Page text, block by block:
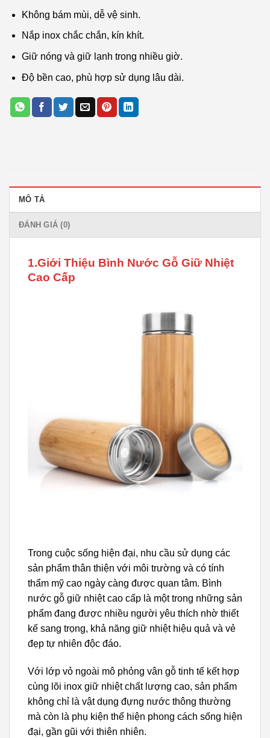
Không bám mùi, dễ vệ sinh.
Nắp inox chắc chắn, kín khít.
Giữ nóng và giữ lạnh trong nhiều giờ.
Độ bền cao, phù hợp sử dụng lâu dài.
MÔ TẢ
ĐÁNH GIÁ (0)
1.Giới Thiệu Bình Nước Gỗ Giữ Nhiệt
Cao Cấp
Trong cuộc sống hiện đại, nhu cầu sử dụng các
sản phẩm thân thiện với môi trường và có tính
thẩm mỹ cao ngày càng được quan tâm. Bình
nước gỗ giữ nhiệt cao cấp là một trong những sản
phẩm đang được nhiều người yêu thích nhờ thiết
kế sang trọng, khả năng giữ nhiệt hiệu quả và vẻ
đẹp tự nhiên độc đáo.
Với lớp vỏ ngoài mô phỏng vân gỗ tinh tế kết hợp
cùng lõi inox giữ nhiệt chất lượng cao, sản phẩm
không chỉ là vật dụng đựng nước thông thường
mà còn là phụ kiện thể hiện phong cách sống hiện
đại, gần gũi với thiên nhiên.